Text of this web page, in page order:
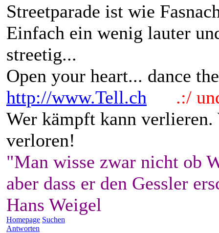
Streetparade ist wie
Einfach ein wenig lauter
streetig...
Open your heart... dance
http://www.Tell.ch
.:/
Wer kämpft kann
verloren!
"Man wisse zwar nicht ob
aber dass er den Gessler
Hans Weigel
Homepage Suchen
Antworten